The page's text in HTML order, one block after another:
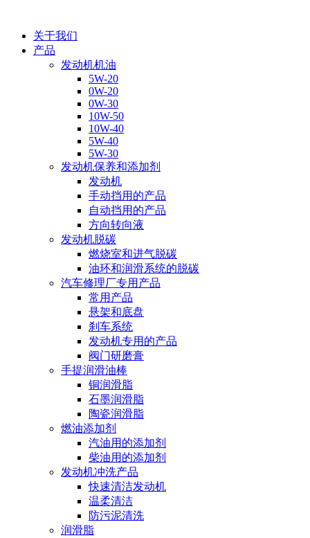
关于我们
产品
发动机机油
5W-20
0W-20
0W-30
10W-50
10W-40
5W-40
5W-30
发动机保养和添加剂
发动机
手动挡用的产品
自动挡用的产品
方向转向液
发动机脱碳
燃烧室和进气脱碳
油环和润滑系统的脱碳
汽车修理厂专用产品
常用产品
悬架和底盘
刹车系统
发动机专用的产品
阀门研磨膏
手提润滑油棒
铜润滑脂
石墨润滑脂
陶瓷润滑脂
燃油添加剂
汽油用的添加剂
柴油用的添加剂
发动机冲洗产品
快速清洁发动机
温柔清洁
防污泥清洗
润滑脂